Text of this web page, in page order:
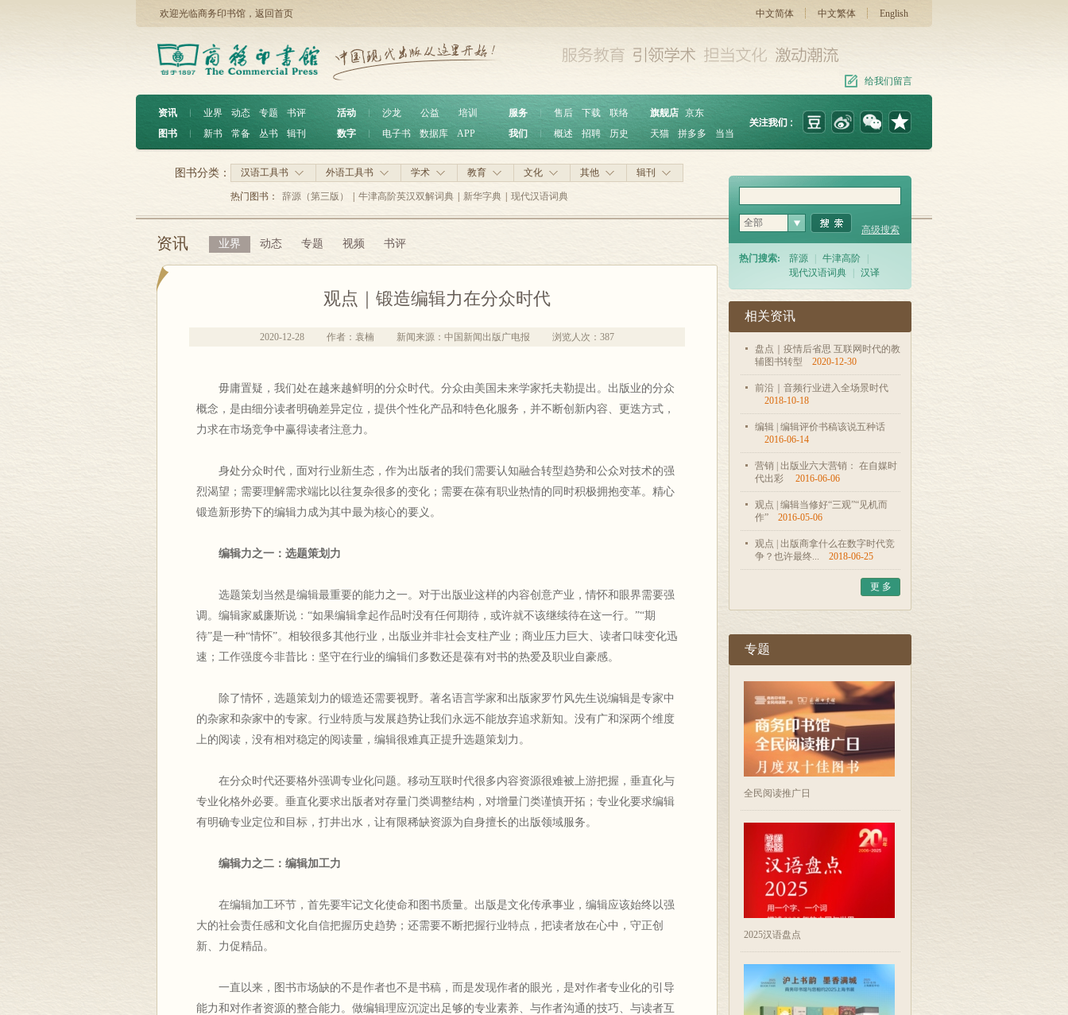
欢迎光临商务印书馆， 返回首页 中文简体 中文繁体 English
给我们留言
资讯 ︱ 业界 动态 专题
书评
图书
︱ 新书 常备 丛书 辑刊
活动 沙龙 公益
培训
数字
电子书 数据库 APP
服务 ︱ 售后 下载
联络
我们
概述 招聘 历史
旗舰店 京东
天猫
拼多多 当当
汉语工具书 外语工具书 学术 教育 文化 其他 辑刊
图书分类：
热门图书： 辞源（第三版） 牛津高阶英汉双解词典 新华字典 现代汉语词典
资讯 业界 动态 专题 视频 书评
观点｜锻造编辑力在分众时代
2020-12-28 作者：袁楠 新闻来源：中国新闻出版广电报 浏览人次： 387
毋庸置疑，我们处在越来越鲜明的分众时代。分众由美国未来学家托夫勒提出。出版业的分众
概念，是由细分读者明确差异定位，提供个性化产品和特色化服务，并不断创新内容、更迭方式，
力求在市场竞争中赢得读者注意力。
身处分众时代，面对行业新生态，作为出版者的我们需要认知融合转型趋势和公众对技术的强
烈渴望；需要理解需求端比以往复杂很多的变化；需要在葆有职业热情的同时积极拥抱变革。精心
锻造新形势下的编辑力成为其中最为核心的要义。
编辑力之一：选题策划力
选题策划当然是编辑最重要的能力之一。对于出版业这样的内容创意产业，情怀和眼界需要强
调。编辑家威廉斯说：“如果编辑拿起作品时没有任何期待，或许就不该继续待在这一行。”“期
待”是一种“情怀”。相较很多其他行业，出版业并非社会支柱产业；商业压力巨大、读者口味变化迅
速；工作强度今非昔比：坚守在行业的编辑们多数还是葆有对书的热爱及职业自豪感。
除了情怀，选题策划力的锻造还需要视野。著名语言学家和出版家罗竹风先生说编辑是专家中
的杂家和杂家中的专家。行业特质与发展趋势让我们永远不能放弃追求新知。没有广和深两个维度
上的阅读，没有相对稳定的阅读量，编辑很难真正提升选题策划力。
在分众时代还要格外强调专业化问题。移动互联时代很多内容资源很难被上游把握，垂直化与
专业化格外必要。垂直化要求出版者对存量门类调整结构，对增量门类谨慎开拓；专业化要求编辑
有明确专业定位和目标，打井出水，让有限稀缺资源为自身擅长的出版领域服务。
编辑力之二：编辑加工力
在编辑加工环节，首先要牢记文化使命和图书质量。出版是文化传承事业，编辑应该始终以强
大的社会责任感和文化自信把握历史趋势；还需要不断把握行业特点，把读者放在心中，守正创
新、力促精品。
一直以来，图书市场缺的不是作者也不是书稿，而是发现作者的眼光，是对作者专业化的引导
能力和对作者资源的整合能力。做编辑理应沉淀出足够的专业素养、与作者沟通的技巧、与读者互
全部
高级搜索
热门搜索: 辞源 牛津高阶
现代汉语词典
汉译
相关资讯
盘点｜疫情后省思 互联网时代的教
辅图书转型
2020-12-30
前沿｜音频行业进入全场景时代
2018-10-18
编辑 | 编辑评价书稿该说五种话
2016-06-14
营销 | 出版业六大营销： 在自媒时
代出彩
2016-06-06
观点 | 编辑当修好“三观”“见机而
作”
2016-05-06
观点 | 出版商拿什么在数字时代竞
争？也许最终...
2018-06-25
更 多
专题
全民阅读推广日
2025汉语盘点